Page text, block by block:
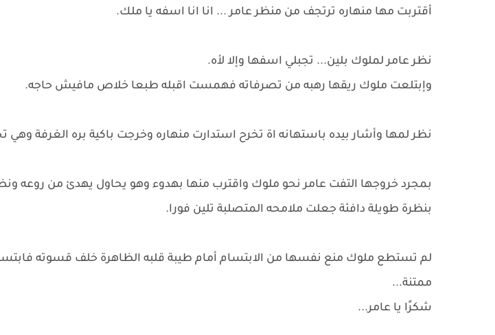
أقتربت مها منهاره ترتجف من منظر عامر ... انا انا اسفه يا ملك.
نظر عامر لملوك بلين... تجبلي اسفها وإلا لأه.
وإبتلعت ملوك ريقها رهبه من تصرفاته فهمست اقبله طبعا خلاص مافيش حاجه.
نظر لمها وأشار بيده باستهانه اة تخرح استدارت منهاره وخرجت باكية بره الغرفة وهي
بمجرد خروجها التفت عامر نحو ملوك واقترب منها بهدوء وهو يحاول يهدئ من روعه
بنظرة طويلة دافئة جعلت ملامحه المتصلبة تلين فورا.
لم تستطع ملوك منع نفسها من الابتسام أمام طيبة قلبه الظاهرة خلف قسوته
ممتنة...
شكرًا يا عامر...